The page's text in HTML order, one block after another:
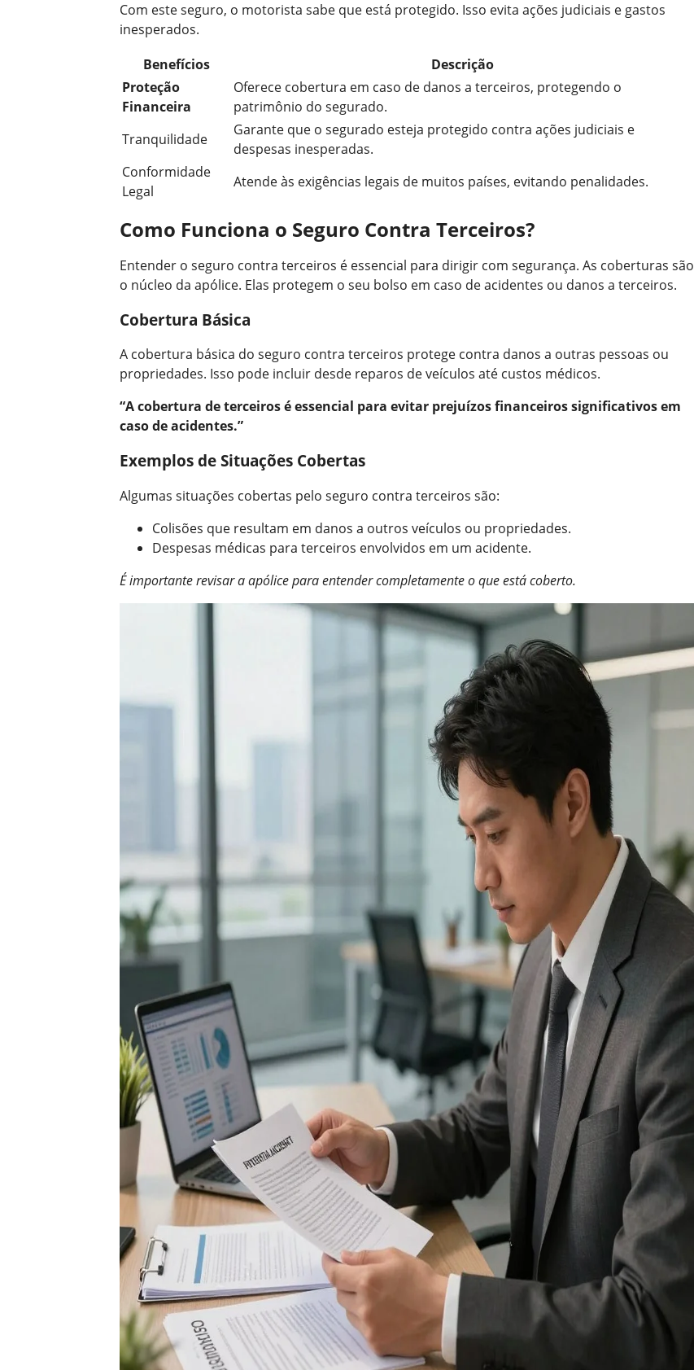
Com este seguro, o motorista sabe que está protegido. Isso evita ações judiciais e gastos
inesperados.
Benefícios
Descrição
Proteção
Financeira
Oferece cobertura em caso de danos a terceiros, protegendo o
patrimônio do segurado.
Tranquilidade
Garante que o segurado esteja protegido contra ações judiciais e
despesas inesperadas.
Conformidade
Legal
Atende às exigências legais de muitos países, evitando penalidades.
Como Funciona o Seguro Contra Terceiros?
Entender o seguro contra terceiros é essencial para dirigir com segurança. As coberturas são
o núcleo da apólice. Elas protegem o seu bolso em caso de acidentes ou danos a terceiros.
Cobertura Básica
A cobertura básica do seguro contra terceiros protege contra danos a outras pessoas ou
propriedades. Isso pode incluir desde reparos de veículos até custos médicos.
“A cobertura de terceiros é essencial para evitar prejuízos financeiros significativos em
caso de acidentes.”
Exemplos de Situações Cobertas
Algumas situações cobertas pelo seguro contra terceiros são:
Colisões que resultam em danos a outros veículos ou propriedades.
Despesas médicas para terceiros envolvidos em um acidente.
É importante revisar a apólice para entender completamente o que está coberto.